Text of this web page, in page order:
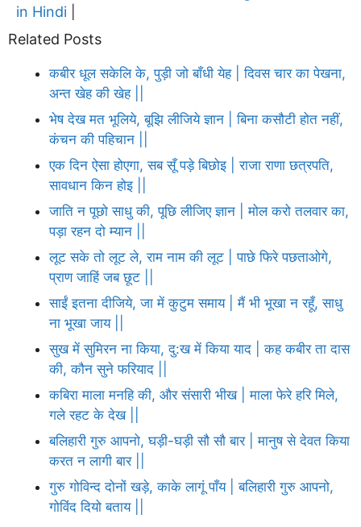
in Hindi
Related Posts
कबीर धूल सकेलि के, पुड़ी जो बाँधी येह | दिवस चार का पेखना,
अन्त खेह की खेह ||
भेष देख मत भूलिये, बूझि लीजिये ज्ञान | बिना कसौटी होत नहीं,
कंचन की पहिचान ||
एक दिन ऐसा होएगा, सब सूँ पड़े बिछोइ | राजा राणा छत्रपति,
सावधान किन होइ ||
जाति न पूछो साधु की, पूछि लीजिए ज्ञान | मोल करो तलवार का,
पड़ा रहन दो म्यान ||
लूट सके तो लूट ले, राम नाम की लूट | पाछे फिरे पछताओगे,
प्राण जाहिं जब छूट ||
साईं इतना दीजिये, जा में कुटुम समाय | मैं भी भूखा न रहूँ, साधु
ना भूखा जाय ||
सुख में सुमिरन ना किया, दु:ख में किया याद | कह कबीर ता दास
की, कौन सुने फरियाद ||
कबिरा माला मनहि की, और संसारी भीख | माला फेरे हरि मिले,
गले रहट के देख ||
बलिहारी गुरु आपनो, घड़ी-घड़ी सौ सौ बार | मानुष से देवत किया
करत न लागी बार ||
गुरु गोविन्द दोनों खड़े, काके लागूं पाँय | बलिहारी गुरु आपनो,
गोविंद दियो बताय ||